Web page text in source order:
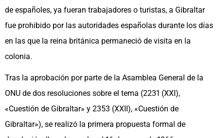
de españoles, ya fueran trabajadores o turistas, a Gibraltar
fue prohibido por las autoridades españolas durante los días
en las que la reina británica permaneció de visita en la
colonia.
Tras la aprobación por parte de la Asamblea General de la
ONU de dos resoluciones sobre el tema (2231 (XXI),
«Cuestión de Gibraltar» y 2353 (XXII), «Cuestión de
Gibraltar»), se realizó la primera propuesta formal de